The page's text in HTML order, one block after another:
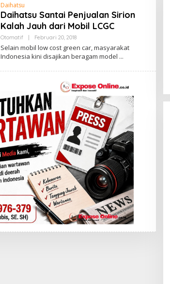
Daihatsu
Daihatsu Santai Penjualan Sirion
Kalah Jauh dari Mobil LCGC
Otomatif | Februari 20, 2018O
E
H
D
I
N
Selain mobil low cost green car, masyarakat
Indonesia kini disajikan beragam model
Legislator Partai PAN Deny
Kartika Dorong Raperda